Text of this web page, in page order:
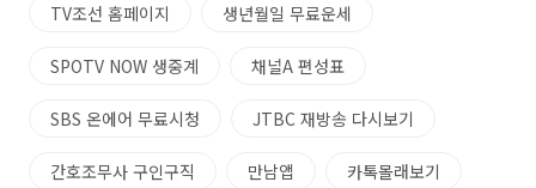
TV조선 홈페이지 생년월일 무료운세
SPOTV NOW 생중계 채널A 편성표
SBS 온에어 무료시청 JTBC 재방송 다시보기
간호조무사 구인구직 만남앱 카톡몰래보기